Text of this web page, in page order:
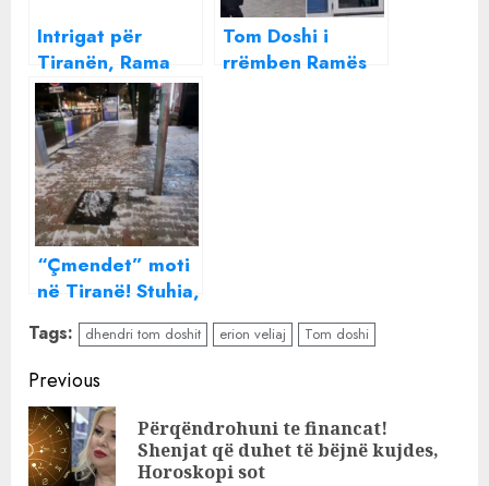
Intrigat për
Tiranën, Rama
zëvendëson
Veliajn me
Ballukun,
kryebashkiaku e
lë kryeqytetin në
mëshirë të fatit
Tom Doshi i
rrëmben Ramës
“Çmendet” moti
në Tiranë! Stuhia,
shiu dhe breshëri
pushtojnë
kryeqytetin gjatë
natës
Tags: dhendri tom doshit erion veliaj Tom doshi
Continue
Reading
Previous
Përqëndrohuni te financat!
Shenjat që duhet të bëjnë kujdes,
Horoskopi sot